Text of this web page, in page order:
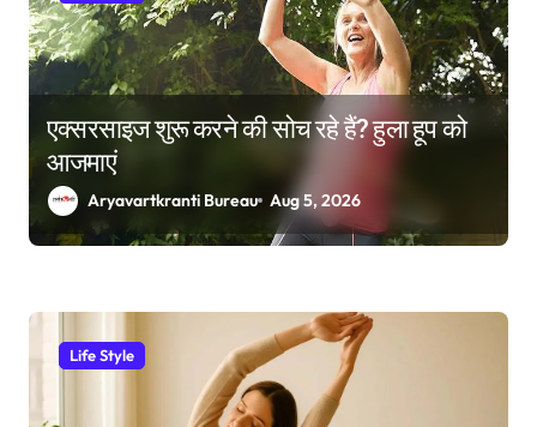
एक्सरसाइज शुरू करने की सोच रहे हैं? हुला हूप को
आजमाएं
Aryavartkranti Bureau Aug 5, 2026
Life Style